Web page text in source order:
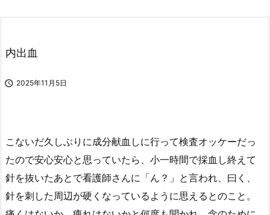
内出血
 2025年11月5日
こないだ久しぶりに成分献血しに行って検査オッケーだっ
たので安心安心と思っていたら、小一時間で採血し終えて
針を抜いたあとで看護師さんに「ん？」と言われ、曰く、
針を刺した周辺が硬くなっているように思えるとのこと。